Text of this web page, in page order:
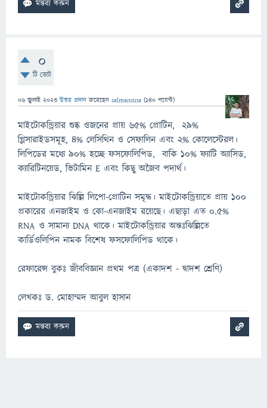
0
টি ভোট
06 জুলাই 2023 উত্তর প্রদান করেছেন salmansina (140 পয়েন্ট)
মাইটোকন্ড্রিয়ার শুষ্ক ওজনের প্রায় ৬৫% প্রোটিন, ২৯%
গ্লিসারাইডসমূহ, ৪% লেসিথিন ও সেফালিন এবং ২% কোলেস্টেরল।
লিপিডের মধ্যে ৯০% হচ্ছে ফসফোলিপিড, বাকি ১০% ফ্যাটি অ্যাসিড,
ক্যারিটিনয়েড, ভিটামিন E এবং কিছু অজৈব পদার্থ।
মাইটোকন্ড্রিয়ার ঝিল্লি লিপো-প্রোটিন সমৃদ্ধ। মাইটোকন্ড্রিয়াতে প্রায় ১০০
প্রকারের এনজাইম ও কো-এনজাইম রয়েছে। এছাড়া এত ০.৫%
RNA ও সামান্য DNA থাকে। মাইটোকন্ড্রিয়ার অন্তঃঝিল্লিতে
কার্ডিওলিপিন নামক বিশেষ ফসফোলিপিড থাকে।
রেফারেন্স বুকঃ জীববিজ্ঞান প্রথম পত্র (একাদশ - দ্বাদশ শ্রেণি)
লেখকঃ ড. মোহাম্মদ আবুল হাসান